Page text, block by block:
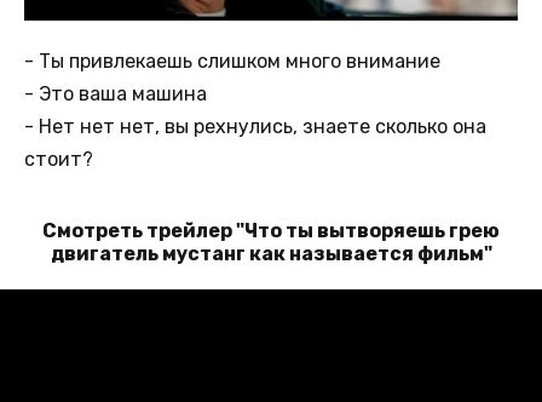
- Ты привлекаешь слишком много внимание
- Это ваша машина
- Нет нет нет, вы рехнулись, знаете сколько она
стоит?
Смотреть трейлер "Что ты вытворяешь грею
двигатель мустанг как называется фильм"